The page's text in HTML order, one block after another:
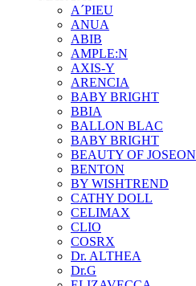
A´PIEU
ANUA
ABIB
AMPLE:N
AXIS-Y
ARENCIA
BABY BRIGHT
BBIA
BALLON BLAC
BABY BRIGHT
BEAUTY OF JOSEON
BENTON
BY WISHTREND
CATHY DOLL
CELIMAX
CLIO
COSRX
Dr. ALTHEA
Dr.G